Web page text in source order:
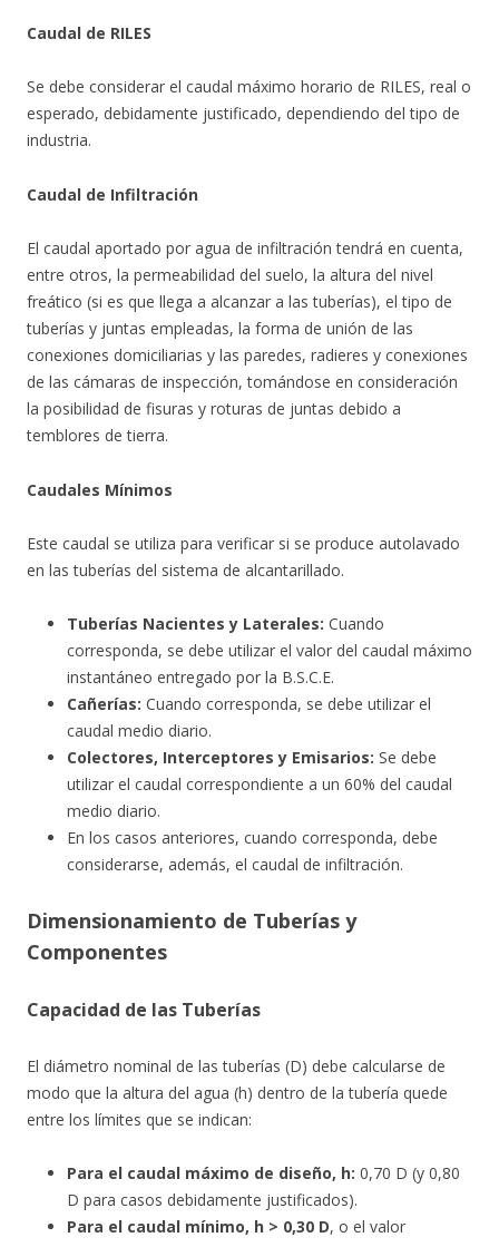
Caudal de RILES
Se debe considerar el caudal máximo horario de RILES, real o
esperado, debidamente justificado, dependiendo del tipo de
industria.
Caudal de Infiltración
El caudal aportado por agua de infiltración tendrá en cuenta,
entre otros, la permeabilidad del suelo, la altura del nivel
freático (si es que llega a alcanzar a las tuberías), el tipo de
tuberías y juntas empleadas, la forma de unión de las
conexiones domiciliarias y las paredes, radieres y conexiones
de las cámaras de inspección, tomándose en consideración
la posibilidad de fisuras y roturas de juntas debido a
temblores de tierra.
Caudales Mínimos
Este caudal se utiliza para verificar si se produce autolavado
en las tuberías del sistema de alcantarillado.
Tuberías Nacientes y Laterales: Cuando
corresponda, se debe utilizar el valor del caudal máximo
instantáneo entregado por la B.S.C.E.
Cañerías: Cuando corresponda, se debe utilizar el
caudal medio diario.
Colectores, Interceptores y Emisarios: Se debe
utilizar el caudal correspondiente a un 60% del caudal
medio diario.
En los casos anteriores, cuando corresponda, debe
considerarse, además, el caudal de infiltración.
Dimensionamiento de Tuberías y
Componentes
Capacidad de las Tuberías
El diámetro nominal de las tuberías (D) debe calcularse de
modo que la altura del agua (h) dentro de la tubería quede
entre los límites que se indican:
Para el caudal máximo de diseño, h: 0,70 D (y 0,80
D para casos debidamente justificados).
Para el caudal mínimo, h > 0,30 D, o el valor